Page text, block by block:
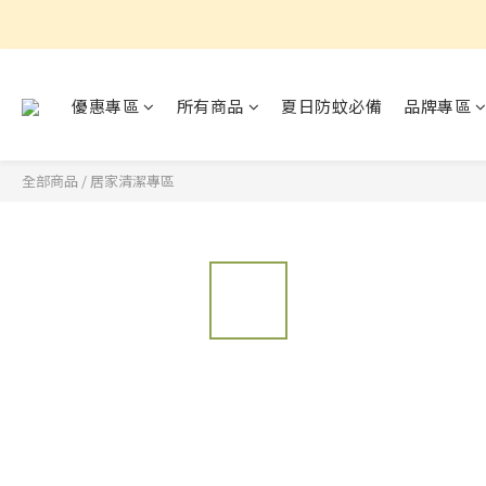
優惠專區 所有商品 夏日防蚊必備 品牌專區
全部商品 / 居家清潔專區